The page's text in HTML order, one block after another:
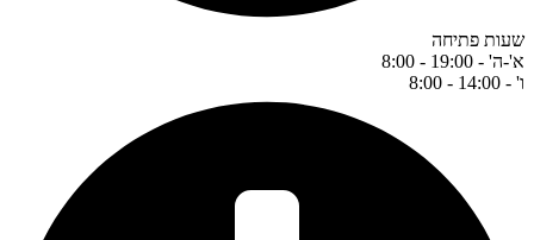
שעות פתיחה
א'-ה' - 19:00 - 8:00
ו' - 14:00 - 8:00